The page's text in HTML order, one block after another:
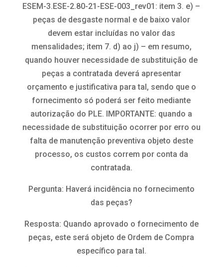
ESEM-3.ESE-2.80-21-ESE-003_rev01: item 3. e) –
peças de desgaste normal e de baixo valor
devem estar incluídas no valor das
mensalidades; item 7. d) ao j) – em resumo,
quando houver necessidade de substituição de
peças a contratada deverá apresentar
orçamento e justificativa para tal, sendo que o
fornecimento só poderá ser feito mediante
autorização do PLE. IMPORTANTE: quando a
necessidade de substituição ocorrer por erro ou
falta de manutenção preventiva objeto deste
processo, os custos correm por conta da
contratada.
Pergunta: Haverá incidência no fornecimento
das peças?
Resposta: Quando aprovado o fornecimento de
peças, este será objeto de Ordem de Compra
específico para tal.